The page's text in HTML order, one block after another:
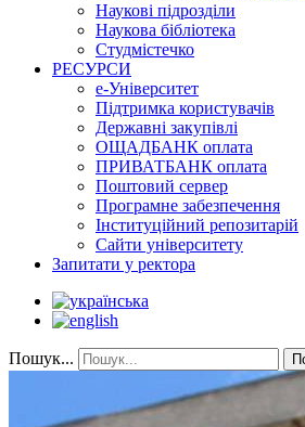
Наукові підрозділи
Наукова бібліотека
Студмістечко
РЕСУРСИ
е-Університет
Підтримка користувачів
Державні закупівлі
ОЩАДБАНК оплата
ПРИВАТБАНК оплата
Поштовий сервер
Програмне забезпечення
Інституційний репозитарій
Сайти університету
Запитати у ректора
Пошук...